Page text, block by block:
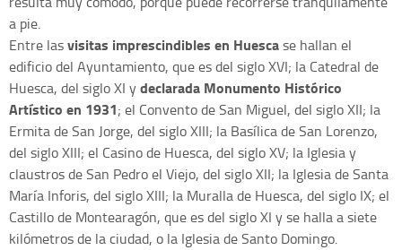
a pie.
Entre lasvisitas imprescindibles en Huescase hallan el
edificio del Ayuntamiento, que es del siglo XVI; la Catedral de
Huesca, del siglo XI ydeclarada Monumento Histórico
Artístico en 1931; el Convento de San Miguel, del siglo XII; la
Ermita de San Jorge, del siglo XIII; la Basílica de San Lorenzo,
del siglo XIII; el Casino de Huesca, del siglo XV; la Iglesia y
claustros de San Pedro el Viejo, del siglo XII; la Iglesia de Santa
María Inforis, del siglo XIII; la Muralla de Huesca, del siglo IX; el
Castillo de Montearagón, que es del siglo XI y se halla a siete
kilómetros de la ciudad, o la Iglesia de Santo Domingo.